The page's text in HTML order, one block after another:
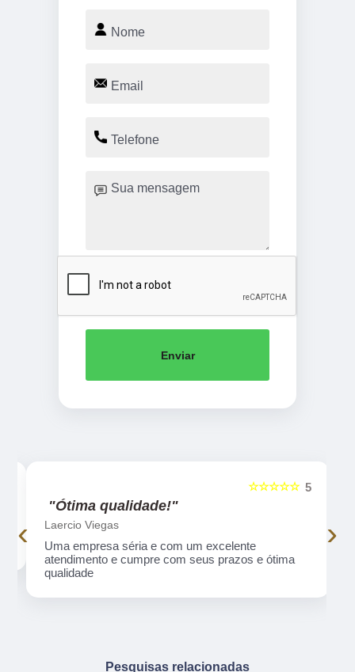
Enviar
5
☆☆☆☆☆
"Ótima qualidade!"
Laercio Viegas
Uma empresa séria e com um excelente
atendimento e cumpre com seus prazos e ótima
qualidade
‹ ›
Pesquisas relacionadas